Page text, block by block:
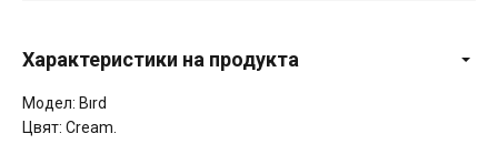
Характеристики на продукта
Модел: Bırd
Цвят: Cream.